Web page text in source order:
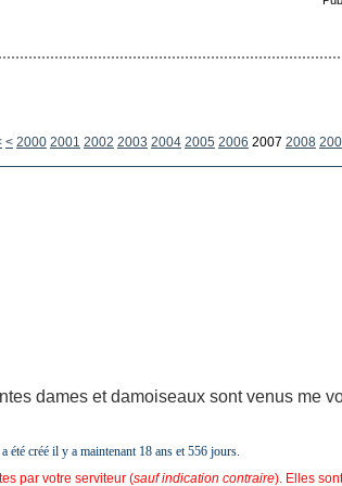
< 2000 2001 2002 2003 2004 2005 2006 2007 2008
dames et damoiseaux sont venus me
été créé il y a maintenant 18 ans et556 jours.
par votre serviteur (sauf indication contraire). Elles